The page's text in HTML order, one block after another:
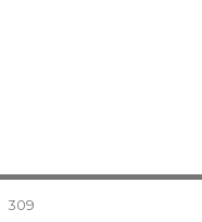
309